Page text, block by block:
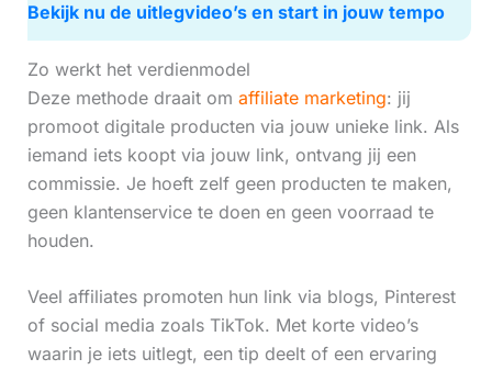
Bekijk nu de uitlegvideo’s en start in jouw tempo
Zo werkt het verdienmodel
Deze methode draait om affiliate marketing: jij
promoot digitale producten via jouw unieke link. Als
iemand iets koopt via jouw link, ontvang jij een
commissie. Je hoeft zelf geen producten te maken,
geen klantenservice te doen en geen voorraad te
houden.
Veel affiliates promoten hun link via blogs, Pinterest
of social media zoals TikTok. Met korte video’s
waarin je iets uitlegt, een tip deelt of een ervaring